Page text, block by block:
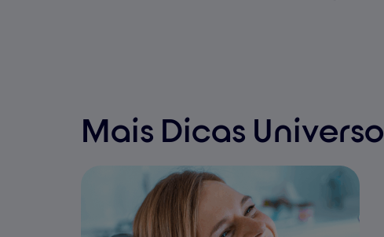
Mais Dicas Universo